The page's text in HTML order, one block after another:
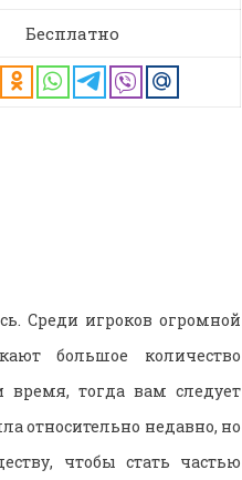
Бесплатно
Среди игроков огромной
большое количество
время, тогда вам следует
относительно недавно, но
чтобы стать частью